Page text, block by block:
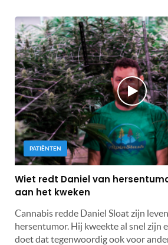
PATIËNTEN
Wiet redt Daniel van
aan het kweken
Cannabis redde Daniel Sloat zijn
hersentumor. Hij kweekte al snel zijn
doet dat tegenwoordig ook voor